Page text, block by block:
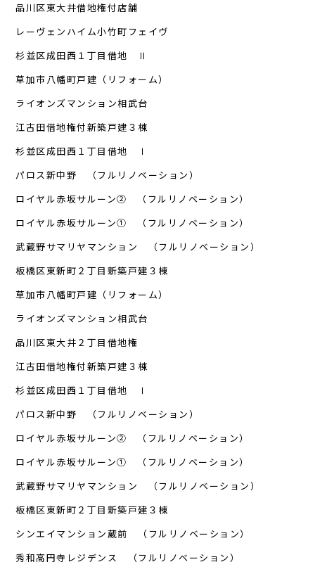
品川区東大井借地権付店舗
レーヴェンハイム小竹町フェイヴ
杉並区成田西１丁目借地 Ⅱ
草加市八幡町戸建（リフォーム）
ライオンズマンション相武台
江古田借地権付新築戸建３棟
杉並区成田西１丁目借地 Ⅰ
パロス新中野 （フルリノベーション）
ロイヤル赤坂サルーン② （フルリノベーション）
ロイヤル赤坂サルーン① （フルリノベーション）
武蔵野サマリヤマンション （フルリノベーション）
板橋区東新町２丁目新築戸建３棟
草加市八幡町戸建（リフォーム）
ライオンズマンション相武台
品川区東大井２丁目借地権
江古田借地権付新築戸建３棟
杉並区成田西１丁目借地 Ⅰ
パロス新中野 （フルリノベーション）
ロイヤル赤坂サルーン② （フルリノベーション）
ロイヤル赤坂サルーン① （フルリノベーション）
武蔵野サマリヤマンション （フルリノベーション）
板橋区東新町２丁目新築戸建３棟
シンエイマンション蔵前 （フルリノベーション）
秀和高円寺レジデンス （フルリノベーション）